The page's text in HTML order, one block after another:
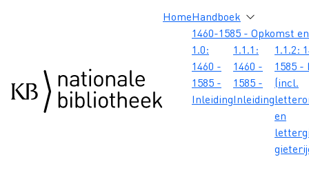
Hoofdnavigatie
HomeHandboek
1460-1585 - Opkomst
1.0:
1460 -
1585 -
Inleiding
1.1.1:
1460 -
1585 -
Inleiding
1.1.2:
1585
(incl.
en